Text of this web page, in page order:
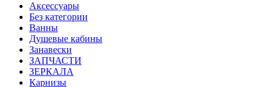
Аксессуары
Без категории
Ванны
Душевые кабины
Занавески
ЗАПЧАСТИ
ЗЕРКАЛА
Карнизы